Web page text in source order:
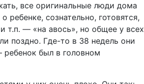
все оригинальные люди дома
сознательно, готовятся,
т.п. — «на авось», но общее у всех
поздно. Где-то в 38 недель они
был в головном